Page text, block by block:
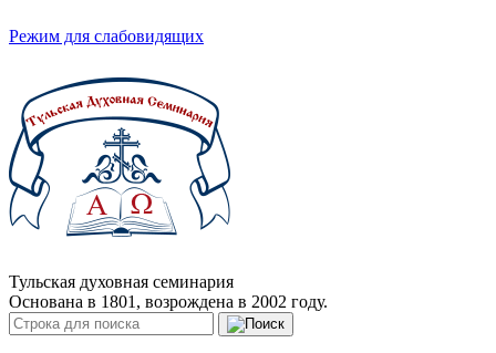
Режим для слабовидящих
Тульская духовная семинария
Основана в 1801, возрождена в 2002 году.